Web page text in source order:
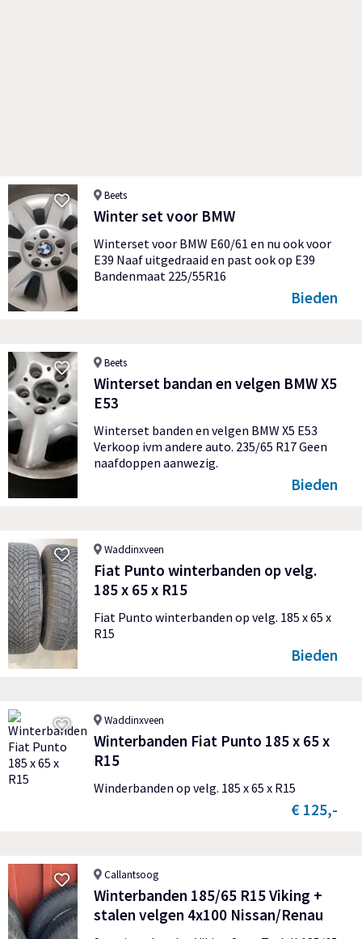
Beets
Winter set voor BMW
Winterset voor BMW E60/61 en nu ook voor
E39 Naaf uitgedraaid en past ook op E39
Bandenmaat 225/55R16
Bieden
Beets
Winterset bandan en velgen BMW X5
E53
Winterset banden en velgen BMW X5 E53
Verkoop ivm andere auto. 235/65 R17 Geen
naafdoppen aanwezig.
Bieden
Waddinxveen
Fiat Punto winterbanden op velg.
185 x 65 x R15
Fiat Punto winterbanden op velg. 185 x 65 x
R15
Bieden
Waddinxveen
Winterbanden Fiat Punto 185 x 65 x
R15
Winderbanden op velg. 185 x 65 x R15
€ 125,-
Callantsoog
Winterbanden 185/65 R15 Viking +
stalen velgen 4x100 Nissan/Renau